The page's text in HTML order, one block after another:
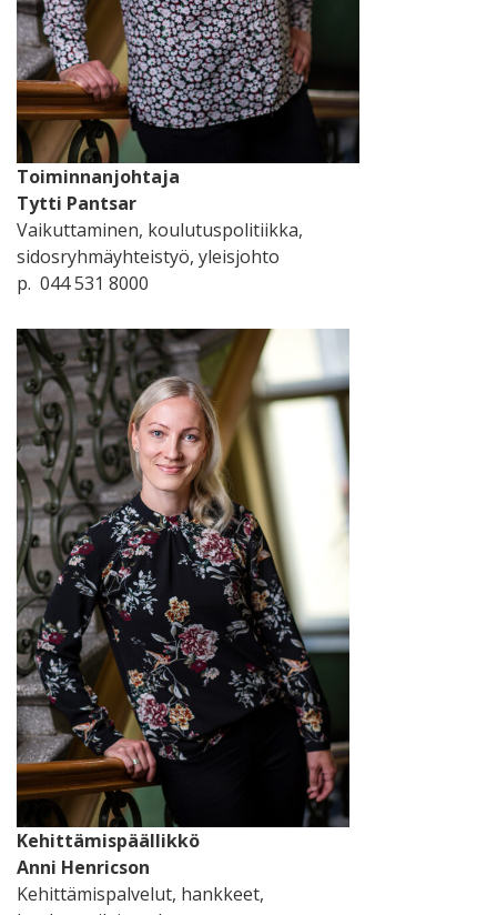
Toiminnanjohtaja
Tytti Pantsar
Vaikuttaminen, koulutuspolitiikka,
sidosryhmäyhteistyö, yleisjohto
p. 044 531 8000
Kehittämispäällikkö
Anni Henricson
Kehittämispalvelut, hankkeet,